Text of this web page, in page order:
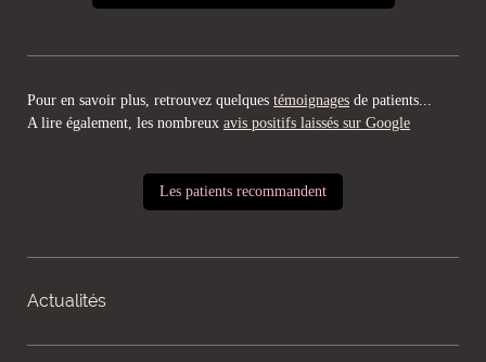
Pour en savoir plus, retrouvez quelques témoignages de patients...
A lire également, les nombreux avis positifs laissés sur Google
Les patients recommandent
Actualités